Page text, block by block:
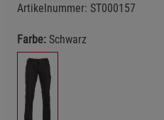
Artikelnummer: ST000157
Farbe: Schwarz